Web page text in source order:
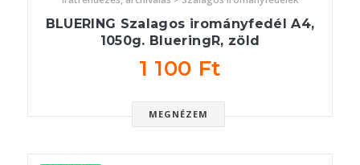
BLUERING Szalagos irományfedél A4,
1050g. BlueringR, zöld
1 100 Ft
MEGNÉZEM